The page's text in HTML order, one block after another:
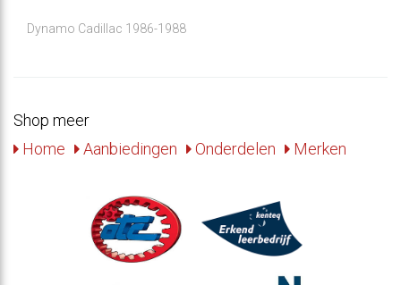
Dynamo Cadillac 1986-1988
Shop meer
Home
Aanbiedingen Onderdelen Merken